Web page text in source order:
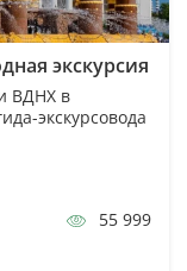
экскурсия
ВДНХ в
экскурсовода
55 999